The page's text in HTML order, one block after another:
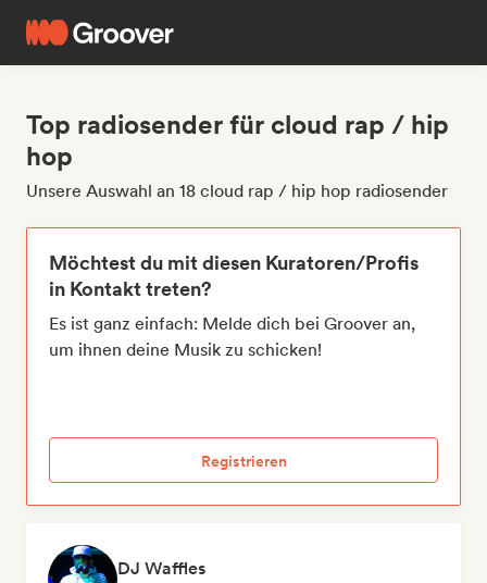
Top radiosender für cloud rap / hip
hop
Unsere Auswahl an 18 cloud rap / hip hop radiosender
Möchtest du mit diesen Kuratoren/Profis
in Kontakt treten?
Es ist ganz einfach: Melde dich bei Groover an,
um ihnen deine Musik zu schicken!
Registrieren
DJ Waffles